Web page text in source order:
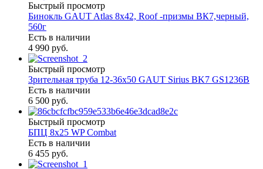
Быстрый просмотр
Бинокль GAUT Atlas 8x42, Roof -призмы ВК7,черный,
560г
Есть в наличии
4 990 руб.
Быстрый просмотр
Зрительная труба 12-36х50 GAUT Sirius BK7 GS1236B
Есть в наличии
6 500 руб.
Быстрый просмотр
БПЦ 8x25 WP Combat
Есть в наличии
6 455 руб.